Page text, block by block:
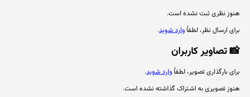
هنوز نظری ثبت نشده است.
برای ارسال نظر، لطفاًوارد شوید.
📸تصاویر کاربران
برای بارگذاری تصویر، لطفاًوارد شوید.
هنوز تصویری به اشتراک گذاشته نشده است.